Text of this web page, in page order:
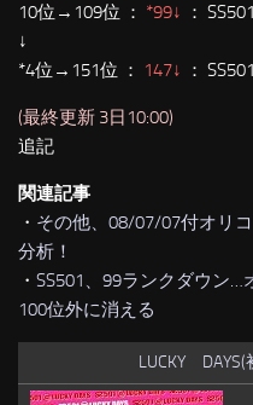
10位→109位 ： *99↓
：
↓
*4位→151位 ：
147↓ ：
(最終更新 3日10:00)
追記
関連記事
・ その他、08/07/07付オリ
分析！
・ SS501、99ランクダウン…
100位外に消える
LUCKY DAYS(